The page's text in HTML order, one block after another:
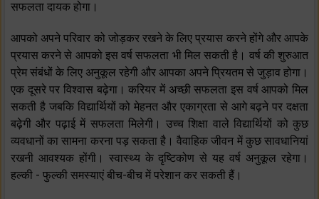
सफलता दायक होगा।
आपको अपने परिवार को जोड़कर रखने के लिए प्रयास करने होंगे और आपके
प्रयास करने से आपको इस वर्ष सफलता भी मिल सकती है। वर्ष की शुरुआत
प्रेम संबंधों के लिए अनुकूल रहेगी और आपका अपने प्रियतम से जुड़ाव होगा।
एक दूसरे पर विश्वास बढ़ेगा। करियर में अच्छी सफलता इस वर्ष आपको मिल
सकती है जबकि विद्यार्थियों को मेहनत और एकाग्रता से आगे बढ़ने पर दक्षता
बढ़ेगी और पढ़ाई में सफलता मिलेगी। उच्च शिक्षा वाले विद्यार्थियों को कुछ
व्यवधानों का सामना करना पड़ सकता है। वैवाहिक जीवन में कुछ सावधानियां
रखनी आवश्यक होंगी। स्वास्थ्य के दृष्टिकोण से यह वर्ष अनुकूल रहेगा।
हल्की - फुल्की समस्याएं बीच-बीच में परेशान कर सकती हैं।